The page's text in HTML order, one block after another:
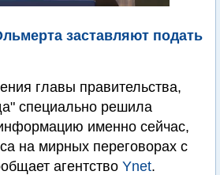
заставляют подать
главы правительства,
специально решила
именно сейчас,
на мирных переговорах с
агентство Ynet.